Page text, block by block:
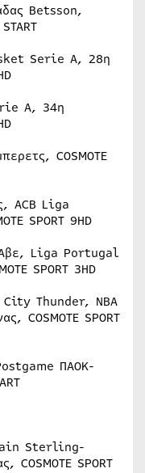
Betsson,
Serie A, 28η
A, 34η
COSMOTE
ACB Liga
SPORT 9HD
Άβε, Liga Portugal
SPORT 3HD
Thunder, NBA
COSMOTE SPORT
ΠΑΟΚ-
Sterling-
SPORT